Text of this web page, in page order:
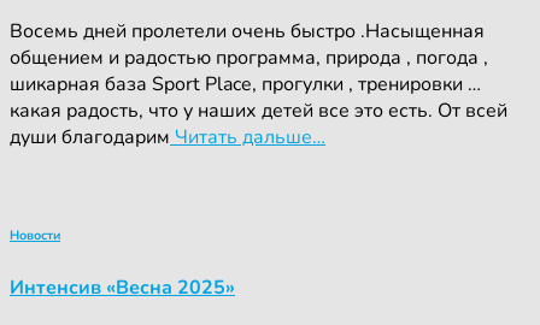
Восемь дней пролетели очень быстро .Насыщенная
общением и радостью программа, природа , погода ,
шикарная база Sport Place, прогулки , тренировки …
какая радость, что у наших детей все это есть. От всей
души благодарим Читать дальше…
Новости
Интенсив «Весна 2025»